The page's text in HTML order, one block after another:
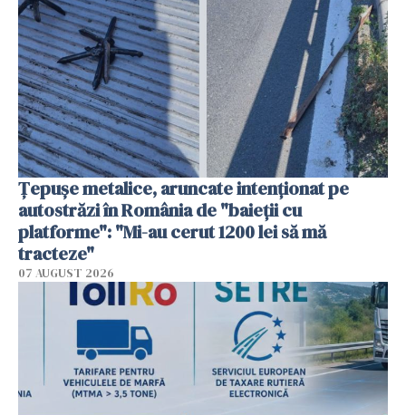
Țepușe metalice, aruncate intenționat pe
autostrăzi în România de "baieții cu
platforme": "Mi-au cerut 1200 lei să mă
tracteze"
07 AUGUST 2026